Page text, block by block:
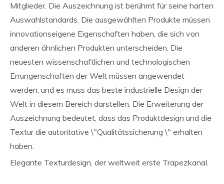
Mitglieder. Die Auszeichnung ist berühmt für seine harten
Auswahlstandards. Die ausgewählten Produkte müssen
innovationseigene Eigenschaften haben, die sich von
anderen ähnlichen Produkten unterscheiden. Die
neuesten wissenschaftlichen und technologischen
Errungenschaften der Welt müssen angewendet
werden, und es muss das beste industrielle Design der
Welt in diesem Bereich darstellen. Die Erweiterung der
Auszeichnung bedeutet, dass das Produktdesign und die
Textur die autoritative \"Qualitätssicherung \" erhalten
haben.
Elegante Texturdesign, der weltweit erste Trapezkanal.